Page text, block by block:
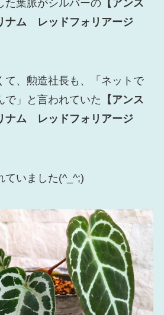
た葉脈がシルバーの【アンス
ナム レッドフォリアージ
て、勲造社長も、「ネットで
で」と言われていた 【アンス
ナム レッドフォリアージ
ていました(^_^;)